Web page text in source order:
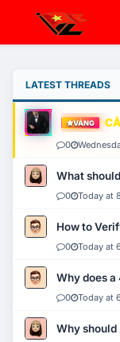
LATEST THREADS
VÀNG
0
What
0 Today at
How to
0 Today at
Why does
0 Today at
Why should